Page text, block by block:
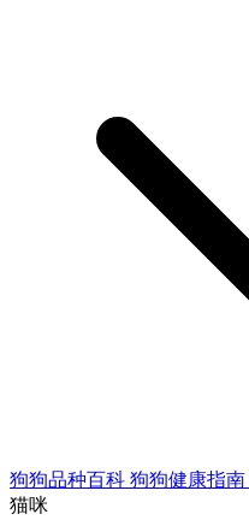
狗狗品种百科 狗狗健康指南
猫咪